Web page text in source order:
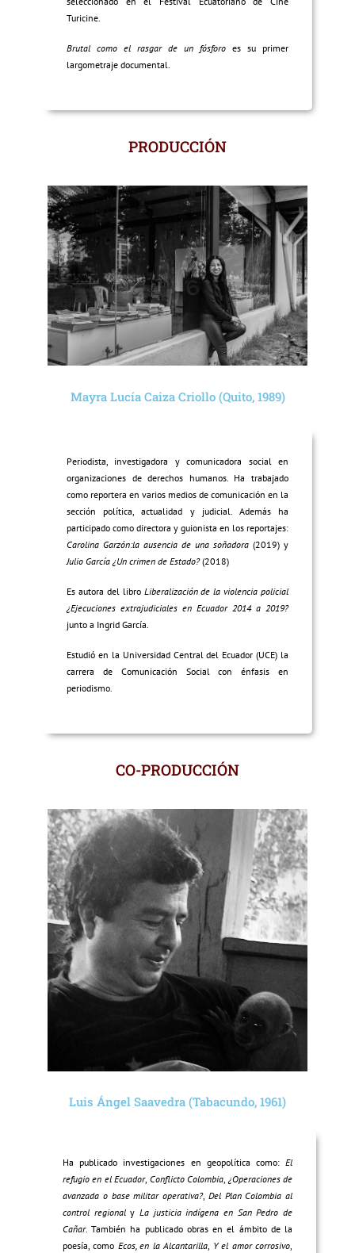
Turicine.
Brutal como el rasgar de un fósforo es su primer
largometraje documental.
PRODUCCIÓN
Mayra Lucía Caiza Criollo (Quito, 1989)
Periodista, investigadora y comunicadora social en
organizaciones de derechos humanos. Ha trabajado
como reportera en varios medios de comunicación en la
sección política, actualidad y judicial. Además ha
participado como directora y guionista en los reportajes:
Carolina Garzón:la ausencia de una soñadora (2019) y
Julio García ¿Un crimen de Estado?(2018)
Es autora del libro Liberalización de la violencia policial
¿Ejecuciones extrajudiciales en Ecuador 2014 a 2019?
junto a Ingrid García.
Estudió en la Universidad Central del Ecuador (UCE) la
carrera de Comunicación Social con énfasis en
periodismo.
CO-PRODUCCIÓN
Luis Ángel Saavedra (Tabacundo, 1961)
Ha publicado investigaciones en geopolítica como: El
refugio en el Ecuador, Conflicto Colombia ¿Operaciones de
avanzada o base militar operativa?, Del Plan Colombia al
control regionalyLa justicia indígena en San Pedro de
Cañar. También ha publicado obras en el ámbito de la
poesía, como Ecos, en la Alcantarilla Y el amor corrosivo